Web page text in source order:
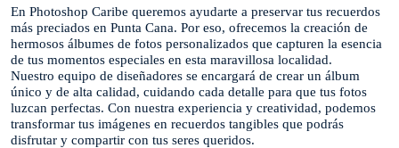
En Photoshop Caribe queremos ayudarte a preservar tus recuerdos
más preciados en Punta Cana. Por eso, ofrecemos la creación de
hermosos álbumes de fotos personalizados que capturen la esencia
de tus momentos especiales en esta maravillosa localidad.
Nuestro equipo de diseñadores se encargará de crear un álbum
único y de alta calidad, cuidando cada detalle para que tus fotos
luzcan perfectas. Con nuestra experiencia y creatividad, podemos
transformar tus imágenes en recuerdos tangibles que podrás
disfrutar y compartir con tus seres queridos.